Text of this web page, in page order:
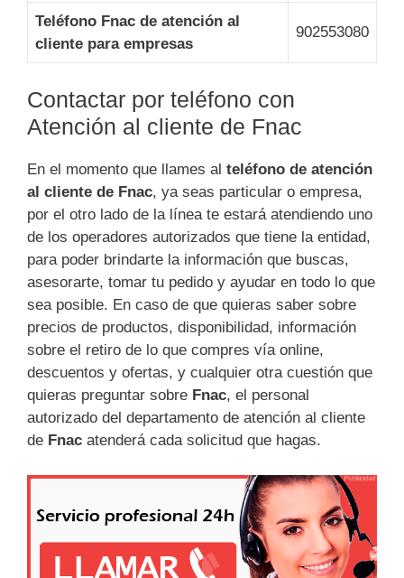
Teléfono Fnac de atención al
cliente para empresas
902553080
Contactar por teléfono con
Atención al cliente de Fnac
En el momento que llames al teléfono de atención
al cliente de Fnac, ya seas particular o empresa,
por el otro lado de la línea te estará atendiendo uno
de los operadores autorizados que tiene la entidad,
para poder brindarte la información que buscas,
asesorarte, tomar tu pedido y ayudar en todo lo que
sea posible. En caso de que quieras saber sobre
precios de productos, disponibilidad, información
sobre el retiro de lo que compres vía online,
descuentos y ofertas, y cualquier otra cuestión que
quieras preguntar sobre Fnac, el personal
autorizado del departamento de atención al cliente
de Fnac atenderá cada solicitud que hagas.